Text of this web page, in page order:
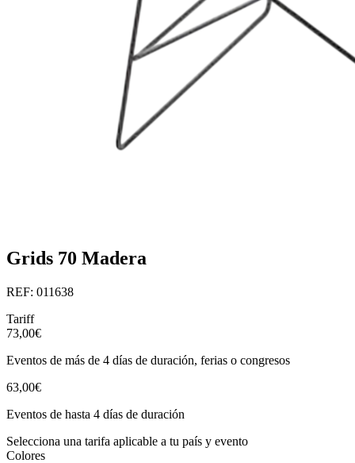
Grids 70 Madera
REF: 011638
Tariff
73,00€
Eventos de más de 4 días de duración, ferias o congresos
63,00€
Eventos de hasta 4 días de duración
Selecciona una tarifa aplicable a tu país y evento
Colores